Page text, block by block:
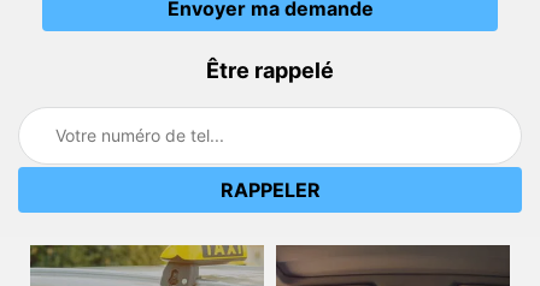
Être rappelé